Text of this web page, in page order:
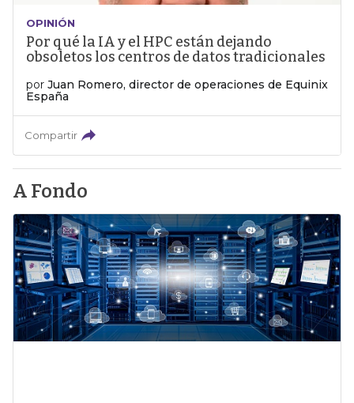
OPINIÓN
Por qué la IA y el HPC están dejando
obsoletos los centros de datos tradicionales
por Juan Romero, director de operaciones de Equinix
España
Compartir
A Fondo